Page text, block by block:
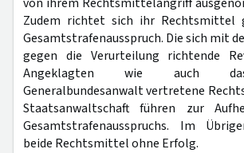
Zudem richtet sich ihr Rechtsmittel
Gesamtstrafenausspruch. Die sich mit
gegen die Verurteilung richtende
Angeklagten wie auch
Generalbundesanwalt vertretene
Staatsanwaltschaft führen zur
Gesamtstrafenausspruchs. Im
beide Rechtsmittel ohne Erfolg.